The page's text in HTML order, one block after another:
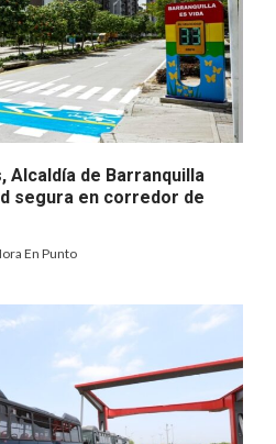
Alcaldía de Barranquilla
segura en corredor de
En Punto